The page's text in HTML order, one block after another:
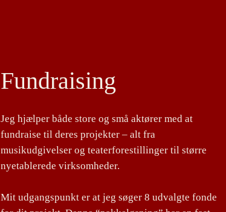
Fundraising
Jeg hjælper både store og små aktører med at
fundraise til deres projekter – alt fra
musikudgivelser og teaterforestillinger til større
nyetablerede virksomheder.
Mit udgangspunkt er at jeg søger 8 udvalgte fonde